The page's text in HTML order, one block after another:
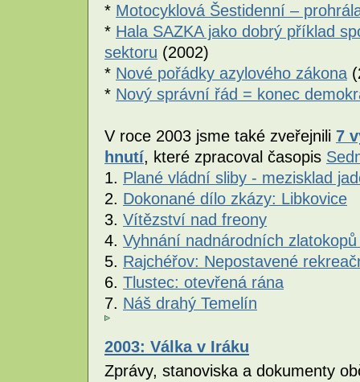
* Motocyklová Šestidenní –
* Hala SAZKA jako dobrý příklad
sektoru (2002)
* Nové pořádky azylového zákona
* Nový správní řád = konec
V roce 2003 jsme také zveřejnili 7
hnutí, které zpracoval časopis
1. Plané vládní sliby - mezisklad
2. Dokonané dílo zkázy: Libkovice
3. Vítězství nad freony
4. Vyhnání nadnárodních
5. Rajchéřov: Nepostavené
6. Tlustec: otevřená rána
7. Náš drahý Temelín
2003: Válka v Iráku
Zprávy, stanoviska a dokumenty